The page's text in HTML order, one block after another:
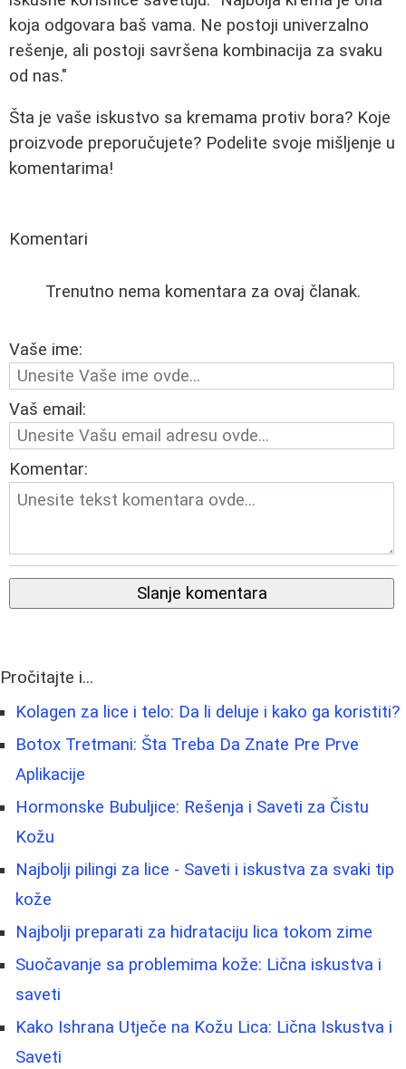
koja odgovara baš vama. Ne postoji univerzalno
rešenje, ali postoji savršena kombinacija za svaku
od nas."
Šta je vaše iskustvo sa kremama protiv bora? Koje
proizvode preporučujete? Podelite svoje mišljenje u
komentarima!
Komentari
Trenutno nema komentara za ovaj članak.
Vaše ime:
Vaš email:
Komentar:
Slanje komentara
Pročitajte i...
Kolagen za lice i telo: Da li deluje i kako ga koristiti?
Botox Tretmani: Šta Treba Da Znate Pre Prve
Aplikacije
Hormonske Bubuljice: Rešenja i Saveti za Čistu
Kožu
Najbolji pilingi za lice - Saveti i iskustva za svaki tip
kože
Najbolji preparati za hidrataciju lica tokom zime
Suočavanje sa problemima kože: Lična iskustva i
saveti
Kako Ishrana Utječe na Kožu Lica: Lična Iskustva i
Saveti